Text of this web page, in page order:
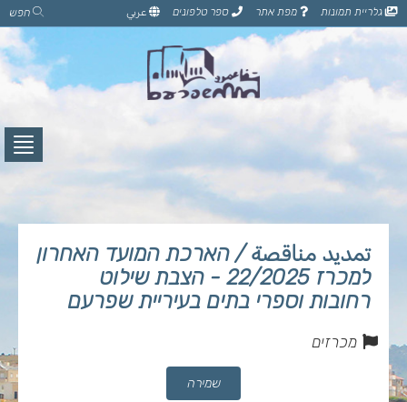
דלג
לתוכן
הדף
גלריית תמונות מפת אתר ספר טלפונים عربي חפש
לחץ
تمديد مناقصة / הארכת המועד האחרון
למכרז 22/2025 - הצבת שילוט
רחובות וספרי בתים בעיריית שפרעם
מכרזים
שמירה